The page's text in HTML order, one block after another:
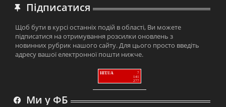
Підписатися
Щоб бути в курсі останніх подій в області, Ви можете
підписатися на отримування розсилки оновлень з
новинних рубрик нашого сайту. Для цього просто введіть
адресу вашої електронної пошти нижче.
HIT.UA
7
141
277
Ми у ФБ